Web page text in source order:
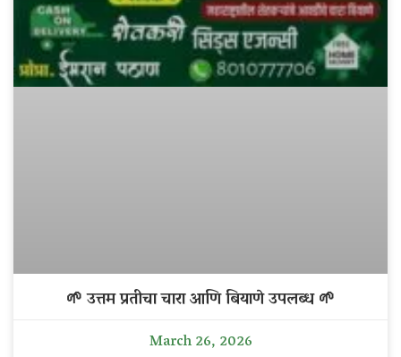
🌱 उत्तम प्रतीचा चारा आणि बियाणे उपलब्ध 🌱
March 26, 2026